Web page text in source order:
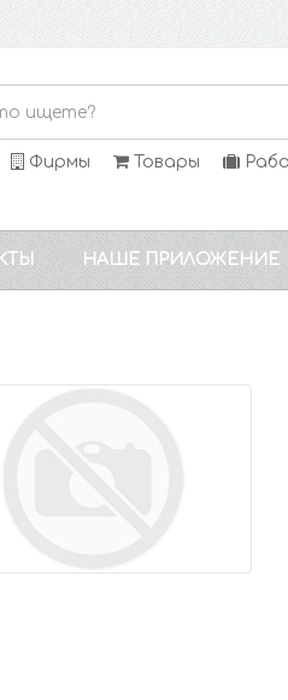
Фирмы Товары
НАШЕ ПРИЛОЖЕНИЕ